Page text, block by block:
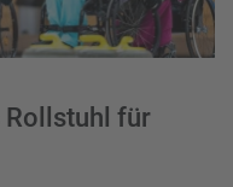
Rollstuhl für